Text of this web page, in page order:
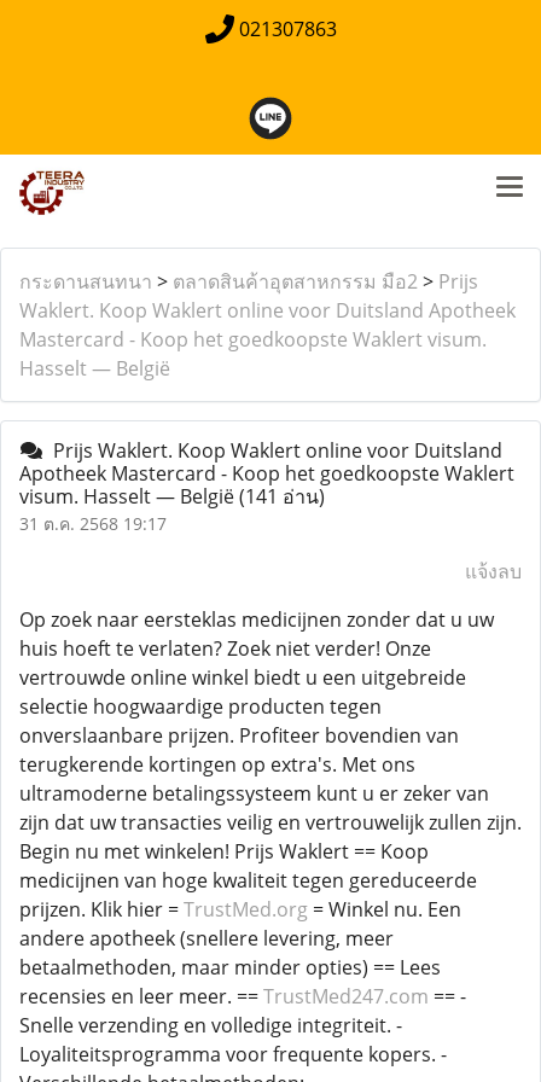
021307863
กระดานสนทนา > ตลาดสินค้าอุตสาหกรรม มือ2> Prijs
Waklert. Koop Waklert online voor Duitsland Apotheek
Mastercard - Koop het goedkoopste Waklert visum.
Hasselt — België
Prijs Waklert. Koop Waklert online voor Duitsland
Apotheek Mastercard - Koop het goedkoopste Waklert
visum. Hasselt — België(141 อ่าน)
31 ต.ค. 2568 19:17
แจ้งลบ
Op zoek naar eersteklas medicijnen zonder dat u uw
huis hoeft te verlaten? Zoek niet verder! Onze
vertrouwde online winkel biedt u een uitgebreide
selectie hoogwaardige producten tegen
onverslaanbare prijzen. Profiteer bovendien van
terugkerende kortingen op extra's. Met ons
ultramoderne betalingssysteem kunt u er zeker van
zijn dat uw transacties veilig en vertrouwelijk zullen zijn.
Begin nu met winkelen! Prijs Waklert == Koop
medicijnen van hoge kwaliteit tegen gereduceerde
prijzen. Klik hier =TrustMed.org = Winkel nu. Een
andere apotheek (snellere levering, meer
betaalmethoden, maar minder opties) == Lees
recensies en leer meer. ==TrustMed247.com == -
Snelle verzending en volledige integriteit. -
Loyaliteitsprogramma voor frequente kopers. -